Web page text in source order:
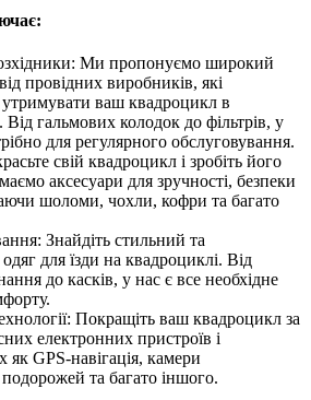
Ми пропонуємо широкий
провідних виробників, які
ваш квадроцикл в
Від гальмових колодок до фільтрів, у
для регулярного обслуговування.
свій квадроцикл і зробіть його
аксесуари для зручності, безпеки
шоломи, чохли, кофри та багато
Знайдіть стильний та
для їзди на квадроциклі. Від
до касків, у нас є все необхідне
Покращіть ваш квадроцикл за
електронних пристроїв і
як GPS-навігація, камери
та багато іншого.